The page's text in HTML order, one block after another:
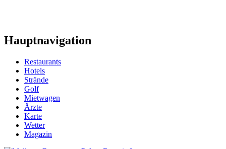
Hauptnavigation
Restaurants
Hotels
Strände
Golf
Mietwagen
Ärzte
Karte
Wetter
Magazin